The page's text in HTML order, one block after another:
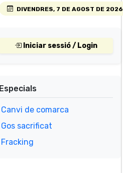
DIVENDRES, 7 DE AGOST DE 2026
Iniciar sessió / Login
Especials
Canvi de comarca
Gos sacrificat
Fracking